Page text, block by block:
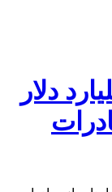
کشور ۱۲ میلیارد دلار